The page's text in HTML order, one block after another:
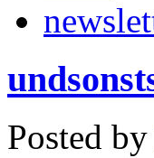
Posted by